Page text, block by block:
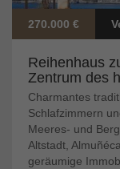
270.000 €
Reihenhaus
Zentrum des
Charmantes
Schlafzimmern
Meeres- und
Altstadt,
geräumige